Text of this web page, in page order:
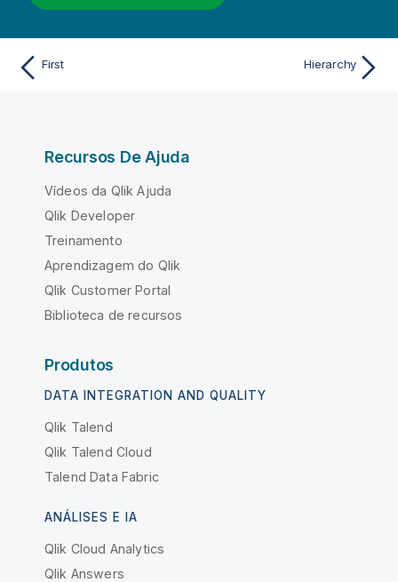
First Hierarchy
Recursos De Ajuda
Vídeos da Qlik Ajuda
Qlik Developer
Treinamento
Aprendizagem do Qlik
Qlik Customer Portal
Biblioteca de recursos
Produtos
DATA INTEGRATION AND QUALITY
Qlik Talend
Qlik Talend Cloud
Talend Data Fabric
ANÁLISES E IA
Qlik Cloud Analytics
Qlik Answers